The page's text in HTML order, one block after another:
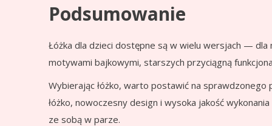
Podsumowanie
Łóżka dla dzieci dostępne są w wielu wersjach — dla
motywami bajkowymi, starszych przyciągną
Wybierając łóżko, warto postawić na
łóżko, nowoczesny design i wysoka jakość
ze sobą w parze.